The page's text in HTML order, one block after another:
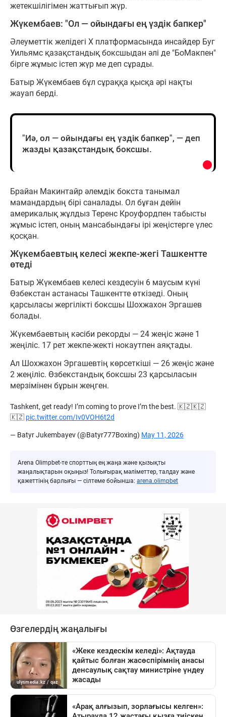
жетекшілігімен жаттығып жүр.
Жүкембаев: "Ол — ойындағы ең үздік бапкер"
Әлеуметтік желідегі Х платформасында инсайдер Буг
Уильямс қазақстандық боксшыдан әлі де "БоМакпен"
бірге жұмыс істеп жүр ме деп сұрады.
Батыр Жүкембаев бұл сұраққа қысқа әрі нақты
жауап берді.
"Иә, ол — ойындағы ең үздік бапкер", — деп
жазды қазақстандық боксшы.
Брайан Макинтайр әлемдік бокста танымал
мамандардың бірі саналады. Ол бұған дейін
америкалық жұлдыз Теренс Кроуфордпен табысты
жұмыс істеп, оның мансабындағы ірі жеңістерге үлес
қосқан.
Жүкембаевтың келесі жекпе-жегі Ташкентте
өтеді
Батыр Жүкембаев келесі кездесуін 6 маусым күні
Өзбекстан астанасы Ташкентте өткізеді. Оның
қарсыласы жергілікті боксшы Шохжахон Эргашев
болады.
Жүкембаевтың кәсіби рекорды — 24 жеңіс және 1
жеңіліс. 17 рет жекпе-жекті нокаутпен аяқтады.
Ал Шохжахон Эргашевтің көрсеткіші — 26 жеңіс және
2 жеңіліс. Өзбекстандық боксшы 23 қарсыласын
мерзімінен бұрын жеңген.
Tashkent, get ready! I’m coming to prove I’m the best. 🇰🇿🇰🇿
🇰🇿 pic.twitter.com/Iv0VOH6t2d
— Batyr Jukembayev (@Batyr777Boxing) May 11, 2026
Arena Olimpbet-те спорттың ең жаңа және қызықты
жаңалықтарын оқыңыз! Толығырақ мәліметтер, талдау және
қажеттінің барлығы — сілтеме бойынша: arena.olimpbet